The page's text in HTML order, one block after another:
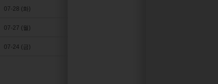
07-28 (화)
07-27 (월)
07-24 (금)